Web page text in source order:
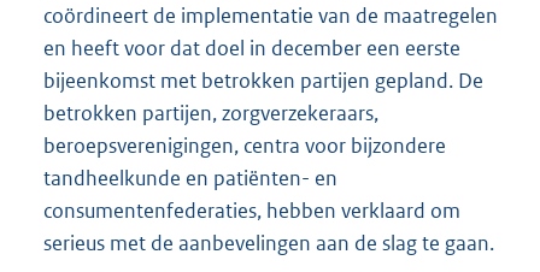
coördineert de implementatie van de maatregelen
en heeft voor dat doel in december een eerste
bijeenkomst met betrokken partijen gepland. De
betrokken partijen, zorgverzekeraars,
beroepsverenigingen, centra voor bijzondere
tandheelkunde en patiënten- en
consumentenfederaties, hebben verklaard om
serieus met de aanbevelingen aan de slag te gaan.